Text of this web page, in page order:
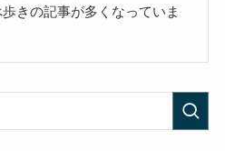
きの記事が多くなっていま